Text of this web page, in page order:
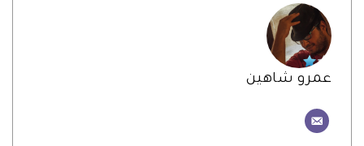
عمرو شاهين